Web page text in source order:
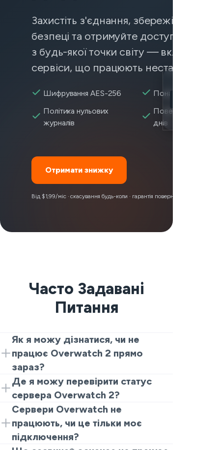
Захистіть з'єднання, збережіть дані в
безпеці та отримуйте доступ до
з будь-якої точки світу — включаючи
сервіси, що працюють нестабільно.
Шифрування AES-256
Понад 2 600+
Політика нульових
журналів
Повернення
днів
Отримати знижку
Від $1,99/міс · скасування будь-коли · гарантія повернення коштів 30
Часто Задавані
Питання
Як я можу дізнатися, чи не
працює Overwatch 2 прямо
зараз?
Почніть з живого трекера і останніх
звітів користувачів. Якщо багато гравців
раптово запитують «чи не працює
Overwatch 2» або «чи не працює
Overwatch прямо зараз», це зазвичай
вказує на реальну проблему з сервісом.
Де я можу перевірити статус
сервера Overwatch 2?
Статус сервера Overwatch 2 можна
перевірити на живому трекері
відключень, наприклад, на цьому від
VeePN. Це найшвидший спосіб
Сервери Overwatch не
працюють, чи це тільки моє
підключення?